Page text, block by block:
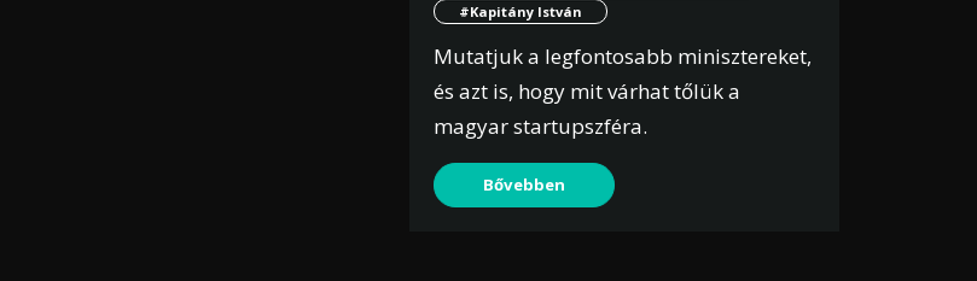
#Kapitány István
Mutatjuk a legfontosabb minisztereket,
és azt is, hogy mit várhat tőlük a
magyar startupszféra.
Bővebben